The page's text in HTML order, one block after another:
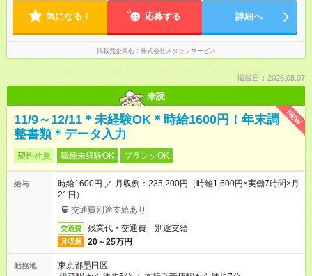
気になる！ 応募する 詳細へ
掲載元企業名 株式会社スタッフサービス
掲載日：2026.08.07
未読
NEW
11/9～12/11＊未経験OK＊時給1600円！年末調
整書類＊データ入力
契約社員 職種未経験OK ブランクOK
給与
時給1600円 ／ 月収例：235,200円（時給1,600円×実働7時間×月
21日）
交通費別途支給あり
交通費 残業代・交通費 別途支給
月収例 20～25万円
勤務地
東京都墨田区